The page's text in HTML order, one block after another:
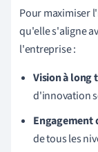
Pour maximiser
qu'elle s'aligne
l'entreprise :
Vision à long
d'innovation
Engagement
de tous les